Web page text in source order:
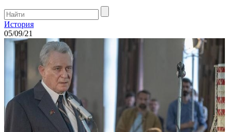
История
05/09/21